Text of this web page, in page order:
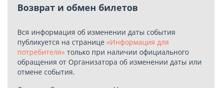
Возврат и обмен билетов
Вся информация об изменении даты события
публикуется на странице «Информация для
потребителя» только при наличии официального
обращения от Организатора об изменении даты или
отмене события.